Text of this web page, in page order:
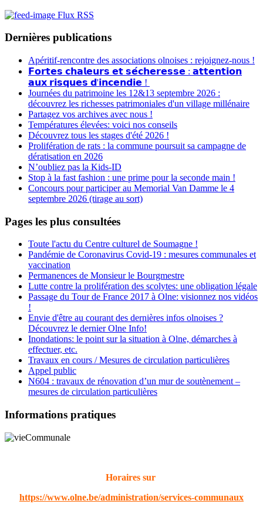
Flux RSS
Dernières publications
Apéritif-rencontre des associations olnoises : rejoignez-nous !
𝗙𝗼𝗿𝘁𝗲𝘀 𝗰𝗵𝗮𝗹𝗲𝘂𝗿𝘀 𝗲𝘁 𝘀𝗲́𝗰𝗵𝗲𝗿𝗲𝘀𝘀𝗲 : 𝗮𝘁𝘁𝗲𝗻𝘁𝗶𝗼𝗻
𝗮𝘂𝘅 𝗿𝗶𝘀𝗾𝘂𝗲𝘀 𝗱'𝗶𝗻𝗰𝗲𝗻𝗱𝗶𝗲 !
Journées du patrimoine les 12&13 septembre 2026 :
découvrez les richesses patrimoniales d'un village millénaire
Partagez vos archives avec nous !
Températures élevées: voici nos conseils
Découvrez tous les stages d'été 2026 !
Prolifération de rats : la commune poursuit sa campagne de
dératisation en 2026
N’oubliez pas la Kids-ID
Stop à la fast fashion : une prime pour la seconde main !
Concours pour participer au Memorial Van Damme le 4
septembre 2026 (tirage au sort)
Pages les plus consultées
Toute l'actu du Centre culturel de Soumagne !
Pandémie de Coronavirus Covid-19 : mesures communales et
vaccination
Permanences de Monsieur le Bourgmestre
Lutte contre la prolifération des scolytes: une obligation légale
Passage du Tour de France 2017 à Olne: visionnez nos vidéos
!
Envie d'être au courant des dernières infos olnoises ?
Découvrez le dernier Olne Info!
Inondations: le point sur la situation à Olne, démarches à
effectuer, etc.
Travaux en cours / Mesures de circulation particulières
Appel public
N604 : travaux de rénovation d’un mur de soutènement –
mesures de circulation particulières
Informations pratiques
Horaires sur
https://www.olne.be/administration/services-communaux